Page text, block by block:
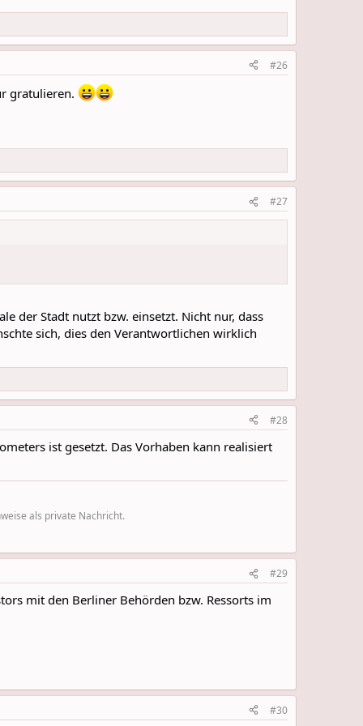
#26
gratulieren.
#27
der Stadt nutzt bzw. einsetzt. Nicht nur, dass
sich, dies den Verantwortlichen wirklich
#28
ist gesetzt. Das Vorhaben kann realisiert
als private Nachricht.
#29
mit den Berliner Behörden bzw. Ressorts im
#30